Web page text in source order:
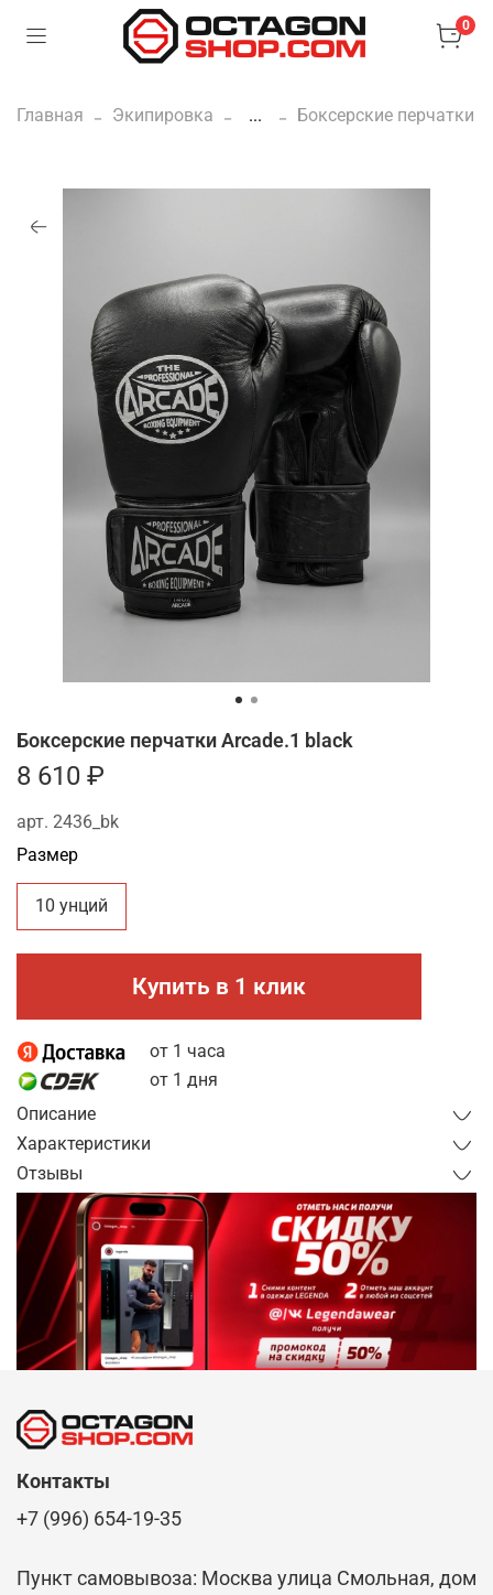
0
Главная Экипировка ... Боксерские перчатки
арт. 2436_bk
Боксерские перчатки Arcade.1 black
8 610 ₽
Купить в 1 клик
от 1 часа
от 1 дня
Размер
10 унций
Описание
Характеристики
Отзывы
Контакты
+7 (996) 654-19-35
Пункт самовывоза: Москва улица Смольная, дом